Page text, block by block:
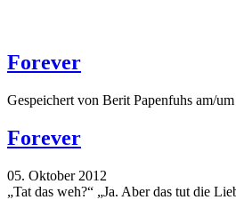
Forever
Gespeichert von Berit Papenfuhs am/
Forever
05. Oktober 2012
„Tat das weh?“ „Ja. Aber das tut die